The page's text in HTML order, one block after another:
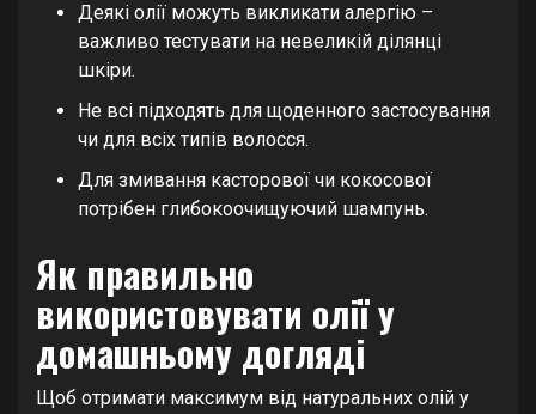
Деякі олії можуть викликати алергію –
важливо тестувати на невеликій ділянці
шкіри.
Не всі підходять для щоденного застосування
чи для всіх типів волосся.
Для змивання касторової чи кокосової
потрібен глибокоочищуючий шампунь.
Як правильно
використовувати олії у
домашньому догляді
Щоб отримати максимум від натуральних олій у